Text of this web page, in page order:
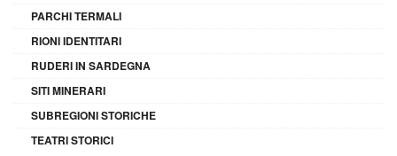
PARCHI TERMALI
RIONI IDENTITARI
RUDERI IN SARDEGNA
SITI MINERARI
SUBREGIONI STORICHE
TEATRI STORICI